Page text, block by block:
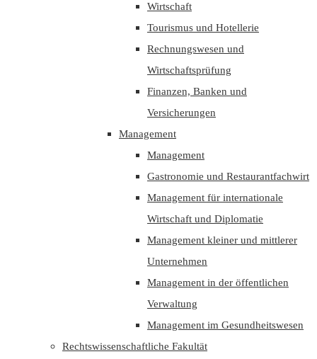
Wirtschaft
Tourismus und Hotellerie
Rechnungswesen und
Wirtschaftsprüfung
Finanzen, Banken und
Versicherungen
Management
Management
Gastronomie und Restaurantfachwirt
Management für internationale
Wirtschaft und Diplomatie
Management kleiner und mittlerer
Unternehmen
Management in der öffentlichen
Verwaltung
Management im Gesundheitswesen
Rechtswissenschaftliche Fakultät